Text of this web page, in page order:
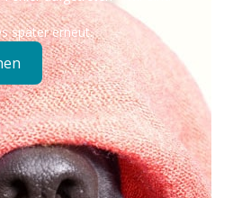
später erneut.